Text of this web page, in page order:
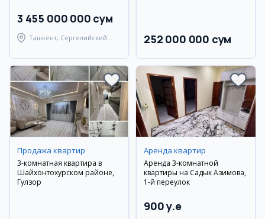
3 455 000 000 сум
Ташкент, Сергелийский
252 000 000 сум
Продажа квартир
3-комнатная квартира в
Шайхонтохурском районе,
Гулзор
Аренда квартир
Аренда 3-комнатной
квартиры на Садык Азимова,
1-й переулок
900 y.e